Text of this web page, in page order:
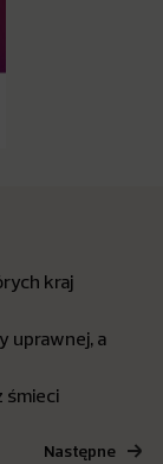
kraj
uprawnej, a
śmieci
Następne